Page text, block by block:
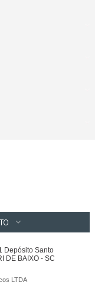
Depósito Santo
DE BAIXO - SC
LTDA